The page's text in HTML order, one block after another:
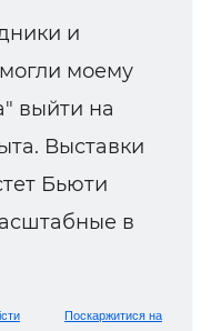
и
моему
выйти на
Выставки
Бьюти
в
Поскаржитися на